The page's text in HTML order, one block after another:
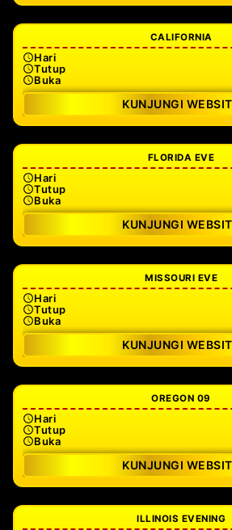
CALIFORNIA
Hari
Tutup
Buka
KUNJUNGI
FLORIDA EVE
Hari
Tutup
Buka
KUNJUNGI
MISSOURI EVE
Hari
Tutup
Buka
KUNJUNGI
OREGON 09
Hari
Tutup
Buka
KUNJUNGI
ILLINOIS EVENING